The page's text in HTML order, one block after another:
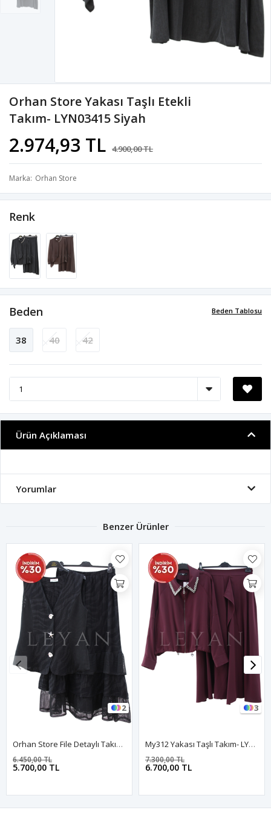
Orhan Store Yakası Taşlı Etekli
Takım- LYN03415 Siyah
2.974,93 TL 4.900,00 TL
Marka Orhan Store
Renk
Beden Tablosu
Beden
38 40 42
Ürün Açıklaması
Yorumlar
Benzer Ürünler
2
Orhan Store File Detaylı Takım- LYN04500 Siyah
5.700,00 TL
6.450,00 TL
3
My312 Yakası Taşlı Takım- LYN04058 Bordo
6.700,00 TL
7.300,00 TL